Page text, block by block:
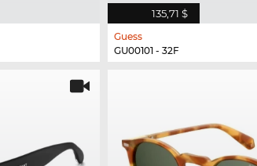
135,71 $
Guess
GU00101 - 32F